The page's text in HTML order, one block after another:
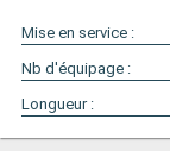
Mise en service :
Nb d'équipage :
Longueur :